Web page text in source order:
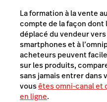
La formation à la vente
compte de la façon dont
déplacé du vendeur
smartphones et à
acheteurs peuvent
sur les produits,
sans jamais entrer dans
vousêtes omni-canal et
en ligne.